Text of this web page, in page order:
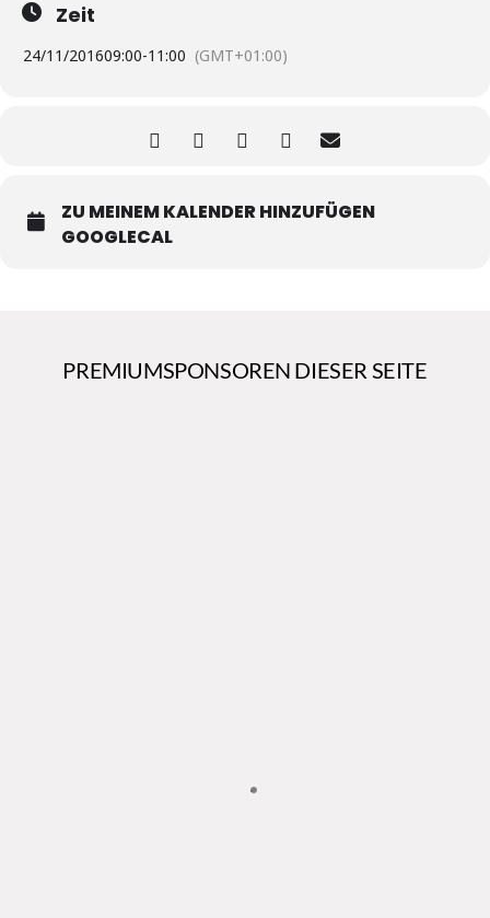
Zeit
24/11/201609:00-11:00 (GMT+01:00)
ZU MEINEM KALENDER HINZUFÜGEN
GOOGLECAL
PREMIUMSPONSOREN DIESER SEITE